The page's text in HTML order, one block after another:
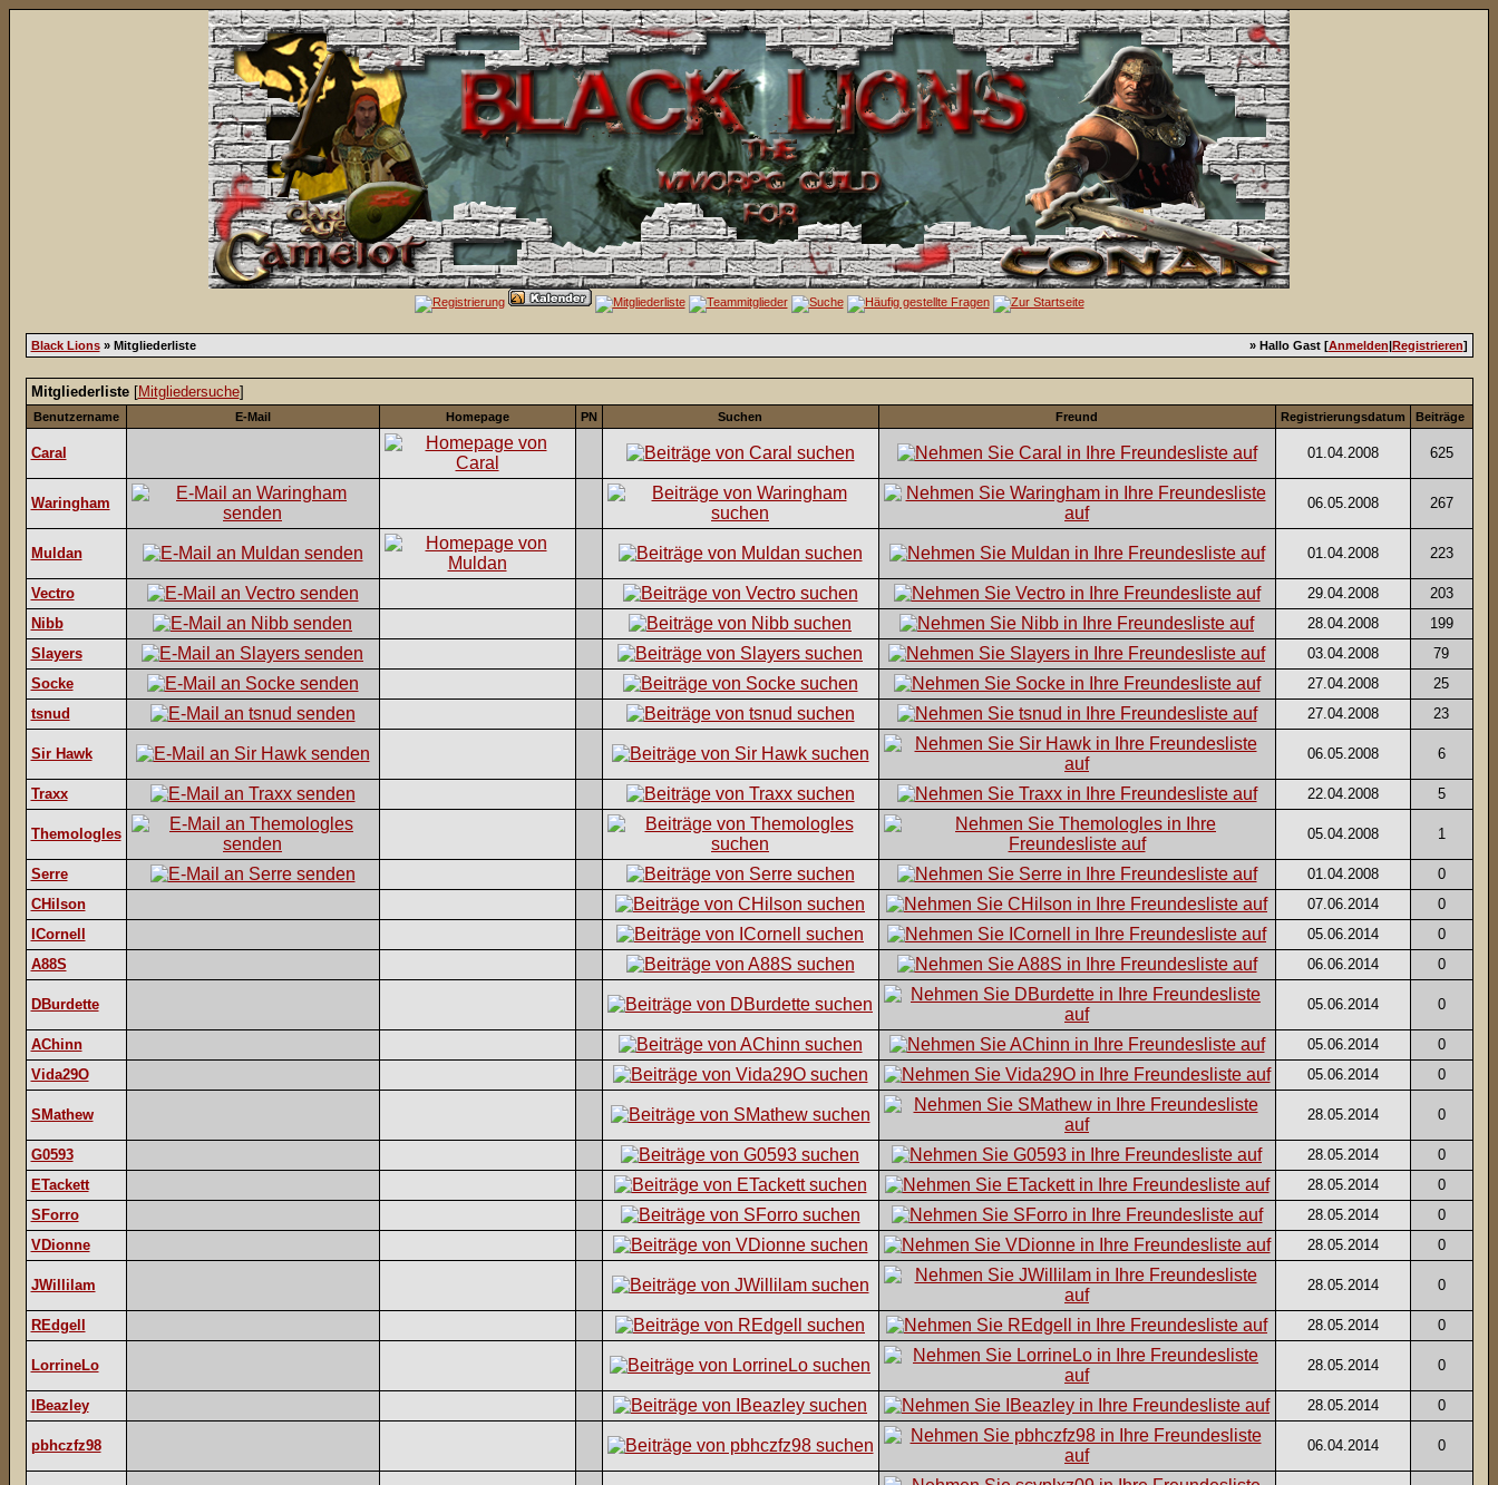
Black Lions» Mitgliederliste » Hallo Gast [Anmelden|Registrieren]
Mitgliederliste[Mitgliedersuche]
Benutzername E-Mail Homepage PN Suchen Freund Registrierungsdatum Beiträge
Caral 01.04.2008 625
Waringham 06.05.2008 267
Muldan 01.04.2008 223
Vectro 29.04.2008
203
Nibb
28.04.2008
199
Slayers
03.04.2008
79
Socke
27.04.2008
25
tsnud
27.04.2008 23
Sir Hawk 06.05.2008 6
Traxx 22.04.2008 5
Themologles 05.04.2008 1
Serre 01.04.2008
0
CHilson
07.06.2014
0
ICornell
05.06.2014
0
A88S
06.06.2014 0
DBurdette 05.06.2014 0
AChinn 05.06.2014
0
Vida29O
05.06.2014 0
SMathew 28.05.2014 0
G0593 28.05.2014
0
ETackett
28.05.2014
0
SForro
28.05.2014
0
VDionne
28.05.2014 0
JWillilam 28.05.2014 0
REdgell 28.05.2014 0
LorrineLo 28.05.2014 0
IBeazley 28.05.2014 0
pbhczfz98 06.04.2014 0